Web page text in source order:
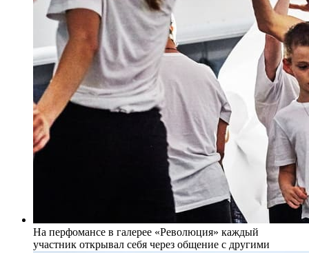
На перфомансе в галерее «Революция» каждый
участник открывал себя через общение с другими